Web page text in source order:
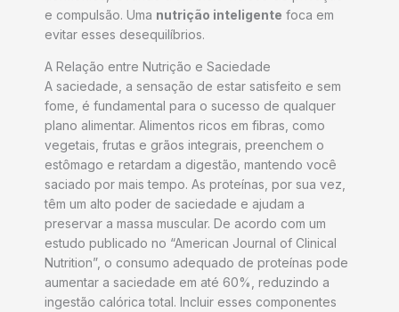
e compulsão. Uma nutrição inteligente foca em
evitar esses desequilíbrios.
A Relação entre Nutrição e Saciedade
A saciedade, a sensação de estar satisfeito e sem
fome, é fundamental para o sucesso de qualquer
plano alimentar. Alimentos ricos em fibras, como
vegetais, frutas e grãos integrais, preenchem o
estômago e retardam a digestão, mantendo você
saciado por mais tempo. As proteínas, por sua vez,
têm um alto poder de saciedade e ajudam a
preservar a massa muscular. De acordo com um
estudo publicado no “American Journal of Clinical
Nutrition”, o consumo adequado de proteínas pode
aumentar a saciedade em até 60%, reduzindo a
ingestão calórica total. Incluir esses componentes